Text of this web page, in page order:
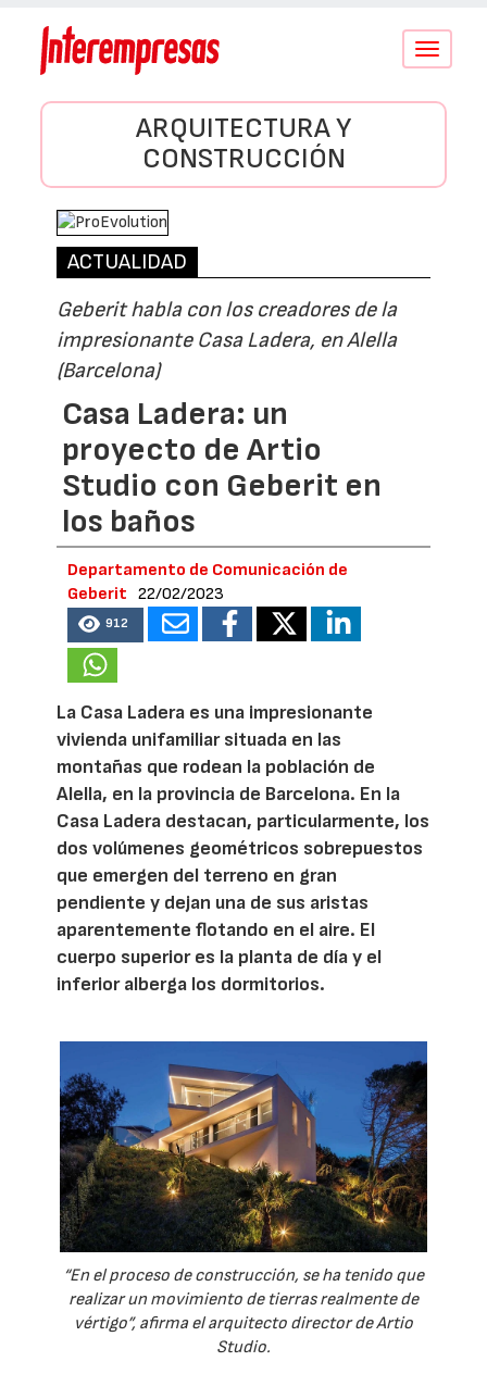
Conmutar
ARQUITECTURA Y
CONSTRUCCIÓN
ACTUALIDAD
Geberit habla con los creadores de la
impresionante Casa Ladera, en Alella
(Barcelona)
Casa Ladera: un
proyecto de Artio
Studio con Geberit en
los baños
Departamento de Comunicación de
Geberit
22/02/2023
912
La Casa Ladera es una impresionante
vivienda unifamiliar situada en las
montañas que rodean la población de
Alella, en la provincia de Barcelona. En la
Casa Ladera destacan, particularmente, los
dos volúmenes geométricos sobrepuestos
que emergen del terreno en gran
pendiente y dejan una de sus aristas
aparentemente flotando en el aire. El
cuerpo superior es la planta de día y el
inferior alberga los dormitorios.
“En el proceso de construcción, se ha tenido que
realizar un movimiento de tierras realmente de
vértigo”, afirma el arquitecto director de Artio
Studio.